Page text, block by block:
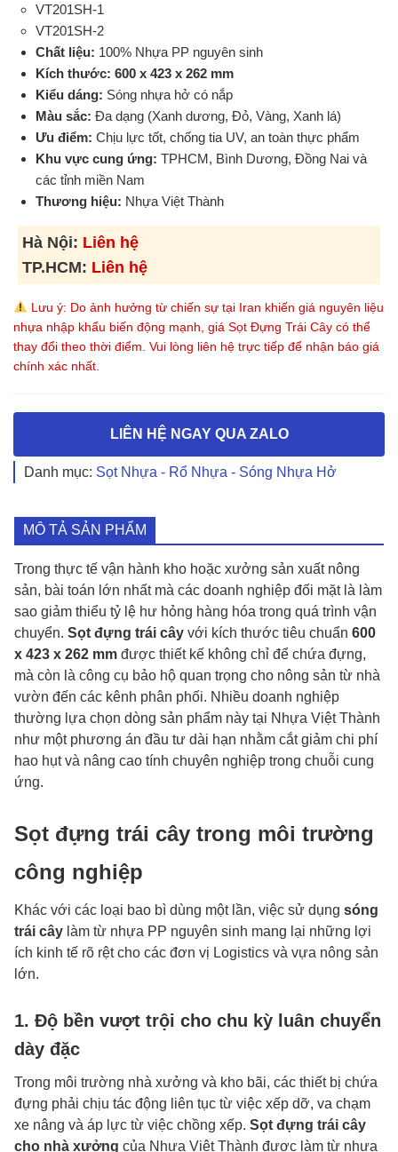
VT201SH-1
VT201SH-2
Chất liệu: 100% Nhựa PP nguyên sinh
Kích thước: 600 x 423 x 262 mm
Kiểu dáng: Sóng nhựa hở có nắp
Màu sắc: Đa dạng (Xanh dương, Đỏ, Vàng, Xanh lá)
Ưu điểm: Chịu lực tốt, chống tia UV, an toàn thực phẩm
Khu vực cung ứng: TPHCM, Bình Dương, Đồng Nai và
các tỉnh miền Nam
Thương hiệu: Nhựa Việt Thành
Hà Nội: Liên hệ
TP.HCM: Liên hệ
Lưu ý: Do ảnh hưởng từ chiến sự tại Iran khiến giá nguyên liệu
nhựa nhập khẩu biến động mạnh, giá Sọt Đựng Trái Cây có thể
thay đổi theo thời điểm. Vui lòng liên hệ trực tiếp để nhận báo giá
chính xác nhất.
LIÊN HỆ NGAY QUA ZALO
Danh mục: Sọt Nhựa - Rổ Nhựa - Sóng Nhựa Hở
MÔ TẢ SẢN PHẨM
Trong thực tế vận hành kho hoặc xưởng sản xuất nông
sản, bài toán lớn nhất mà các doanh nghiệp đối mặt là làm
sao giảm thiểu tỷ lệ hư hỏng hàng hóa trong quá trình vận
chuyển. Sọt đựng trái cây với kích thước tiêu chuẩn 600
x 423 x 262 mm được thiết kế không chỉ để chứa đựng,
mà còn là công cụ bảo hộ quan trọng cho nông sản từ nhà
vườn đến các kênh phân phối. Nhiều doanh nghiệp
thường lựa chọn dòng sản phẩm này tại Nhựa Việt Thành
như một phương án đầu tư dài hạn nhằm cắt giảm chi phí
hao hụt và nâng cao tính chuyên nghiệp trong chuỗi cung
ứng.
Sọt đựng trái cây trong môi trường
công nghiệp
Khác với các loại bao bì dùng một lần, việc sử dụng sóng
trái cây làm từ nhựa PP nguyên sinh mang lại những lợi
ích kinh tế rõ rệt cho các đơn vị Logistics và vựa nông sản
lớn.
1. Độ bền vượt trội cho chu kỳ luân chuyển
dày đặc
Trong môi trường nhà xưởng và kho bãi, các thiết bị chứa
đựng phải chịu tác động liên tục từ việc xếp dỡ, va chạm
xe nâng và áp lực từ việc chồng xếp. Sọt đựng trái cây
cho nhà xưởng của Nhựa Việt Thành được làm từ nhựa